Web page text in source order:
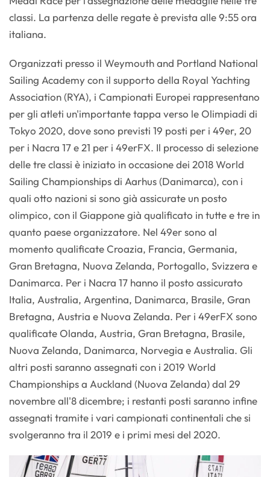
classi. La partenza delle regate è prevista alle 9:55 ora
italiana.
Organizzati presso il Weymouth and Portland National
Sailing Academy con il supporto della Royal Yachting
Association (RYA), i Campionati Europei rappresentano
per gli atleti un'importante tappa verso le Olimpiadi di
Tokyo 2020, dove sono previsti 19 posti per i 49er, 20
per i Nacra 17 e 21 per i 49erFX. Il processo di selezione
delle tre classi è iniziato in occasione dei 2018 World
Sailing Championships di Aarhus (Danimarca), con i
quali otto nazioni si sono già assicurate un posto
olimpico, con il Giappone già qualificato in tutte e tre in
quanto paese organizzatore. Nel 49er sono al
momento qualificate Croazia, Francia, Germania,
Gran Bretagna, Nuova Zelanda, Portogallo, Svizzera e
Danimarca. Per i Nacra 17 hanno il posto assicurato
Italia, Australia, Argentina, Danimarca, Brasile, Gran
Bretagna, Austria e Nuova Zelanda. Per i 49erFX sono
qualificate Olanda, Austria, Gran Bretagna, Brasile,
Nuova Zelanda, Danimarca, Norvegia e Australia. Gli
altri posti saranno assegnati con i 2019 World
Championships a Auckland (Nuova Zelanda) dal 29
novembre all'8 dicembre; i restanti posti saranno infine
assegnati tramite i vari campionati continentali che si
svolgeranno tra il 2019 e i primi mesi del 2020.